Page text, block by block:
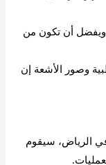
ويفضل أن تكون من
وصور الأشعة إن
الرياض، سيقوم